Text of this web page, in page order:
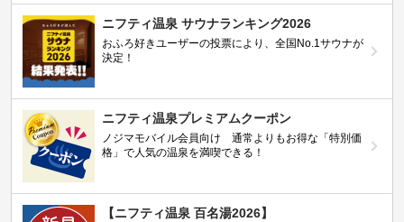
ニフティ温泉 サウナランキング2026
おふろ好きユーザーの投票により、全国No.1サウナが
決定！
ニフティ温泉プレミアムクーポン
ノジマモバイル会員向け 通常よりもお得な「特別価
格」で人気の温泉を満喫できる！
【ニフティ温泉 百名湯2026】